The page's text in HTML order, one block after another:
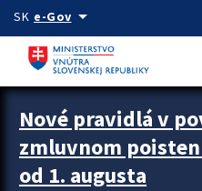
Preskocit na hlavný obsah
SK e-Govarrow_drop_down
Zastavit automatický posun
Nové pravidlá v
zmluvnom
od 1. augusta